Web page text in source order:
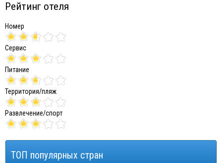
Рейтинг отеля
Номер
Сервис
Питание
Территория/пляж
Развлечение/спорт
ТОП популярных стран